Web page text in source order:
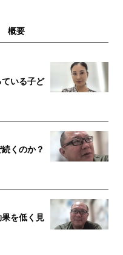
概要
いる子ど
くのか？
を低く見